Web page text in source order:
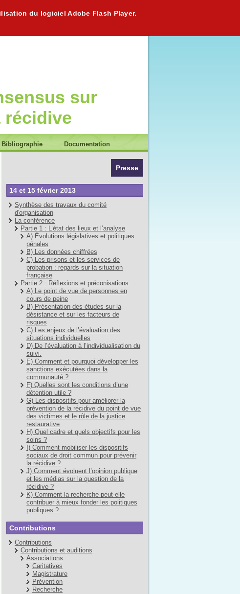
du logiciel Adobe Flash Player.
sur
récidive
Bibliographie Documentation
Presse
14 et 15 février 2013
Synthèse des travaux du comité
d'organisation
La conférence
Partie 1 : L’état des lieux et l’analyse
A) Évolutions législatives et politiques
pénales
B) Les données chiffrées
C) Les prisons et les services de
probation : regards sur la situation
française
Partie 2 : Réflexions et préconisations
A) Le point de vue de personnes en
cours de peine
B) Présentation des études sur la
désistance et sur les facteurs de
risques
C) Les enjeux de l’évaluation des
situations individuelles
D) De l’évaluation à l’individualisation du
suivi.
E) Comment et pourquoi développer les
sanctions exécutées dans la
communauté ?
F) Quelles sont les conditions d’une
détention utile ?
G) Les dispositifs pour améliorer la
prévention de la récidive du point de vue
des victimes et le rôle de la justice
restaurative
H) Quel cadre et quels objectifs pour les
soins ?
I) Comment mobiliser les dispositifs
sociaux de droit commun pour prévenir
la récidive ?
J) Comment évoluent l’opinion publique
et les médias sur la question de la
récidive ?
K) Comment la recherche peut-elle
contribuer à mieux fonder les politiques
publiques ?
Contributions
Contributions
Contributions et auditions
Associations
Caritatives
Magistrature
Prévention
Recherche